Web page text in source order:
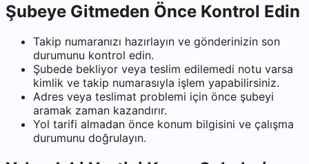
Şubeye Gitmeden Önce Kontrol Edin
Takip numaranızı hazırlayın ve gönderinizin son
durumunu kontrol edin.
Şubede bekliyor veya teslim edilemedi notu varsa
kimlik ve takip numarasıyla işlem yapabilirsiniz.
Adres veya teslimat problemi için önce şubeyi
aramak zaman kazandırır.
Yol tarifi almadan önce konum bilgisini ve çalışma
durumunu doğrulayın.